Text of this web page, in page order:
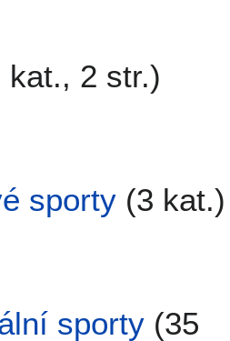
kat., 2 str.)
sporty (3 kat.)
sporty (35